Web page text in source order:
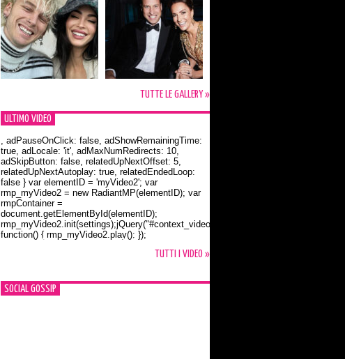
TUTTE LE GALLERY »
ULTIMO VIDEO
Orlando Bloom e la t-shirt dedicata a Flynn
, adPauseOnClick: false, adShowRemainingTime:
true, adLocale: 'it', adMaxNumRedirects: 10,
adSkipButton: false, relatedUpNextOffset: 5,
relatedUpNextAutoplay: true, relatedEndedLoop:
false } var elementID = 'myVideo2'; var
rmp_myVideo2 = new RadiantMP(elementID); var
rmpContainer =
document.getElementById(elementID);
rmp_myVideo2.init(settings);jQuery("#context_video2").one("mouseover",
function() { rmp_myVideo2.play(); });
TUTTI I VIDEO »
SOCIAL GOSSIP